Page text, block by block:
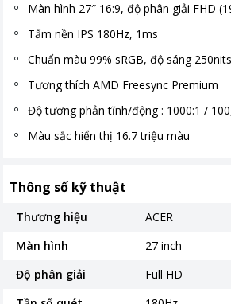
Màn hình 27″ 16:9, độ phân giải FHD
Tấm nền IPS 180Hz, 1ms
Chuẩn màu 99% sRGB, độ sáng
Tương thích AMD Freesync Premium
Độ tương phản tĩnh/động : 1000:1 /
Màu sắc hiển thị 16.7 triệu màu
Thông số kỹ thuật
Thương hiệu
ACER
Màn hình
27 inch
Độ phân giải
Full HD